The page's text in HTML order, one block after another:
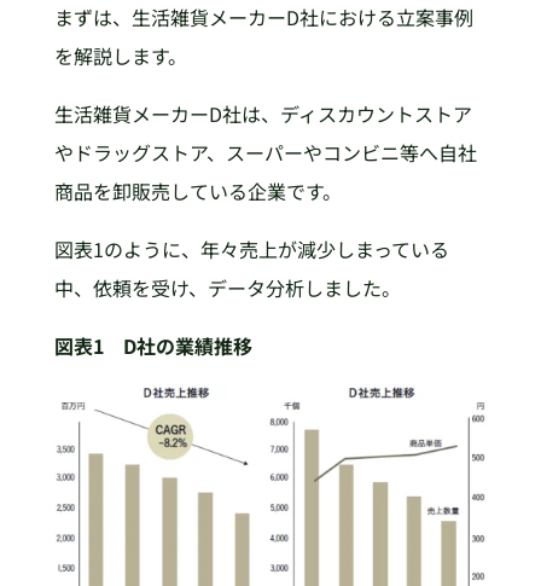
まずは、生活雑貨メーカーD社における立案事例
を解説します。
生活雑貨メーカーD社は、ディスカウントストア
やドラッグストア、スーパーやコンビニ等へ自社
商品を卸販売している企業です。
図表1のように、年々売上が減少しまっている
中、依頼を受け、データ分析しました。
図表1 D社の業績推移